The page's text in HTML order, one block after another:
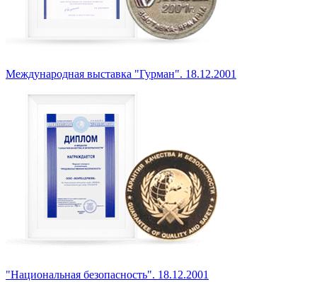
Международная выставка "Гурман". 18.12.2001
"Национальная безопасность". 18.12.2001